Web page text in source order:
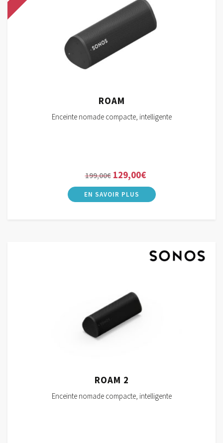
ROAM
Enceinte nomade compacte, intelligente
199,00€ Le
prix
initial
129,00€Le
prix
actuel
ROAM 2
Enceinte nomade compacte, intelligente